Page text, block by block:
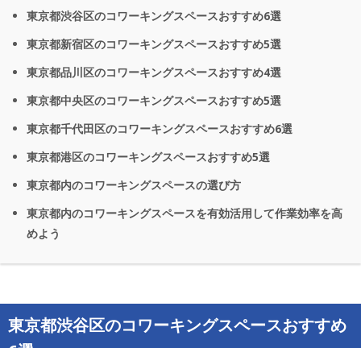
東京都渋谷区のコワーキングスペースおすすめ6選
東京都新宿区のコワーキングスペースおすすめ5選
東京都品川区のコワーキングスペースおすすめ4選
東京都中央区のコワーキングスペースおすすめ5選
東京都千代田区のコワーキングスペースおすすめ6選
東京都港区のコワーキングスペースおすすめ5選
東京都内のコワーキングスペースの選び方
東京都内のコワーキングスペースを有効活用して作業効率を高
めよう
東京都渋谷区のコワーキングスペースおすすめ